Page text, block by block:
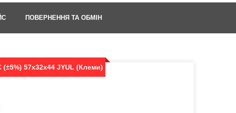
ПОВЕРНЕННЯ ТА ОБМІН
(±5%) 57x32x44 JYUL (Клеми)